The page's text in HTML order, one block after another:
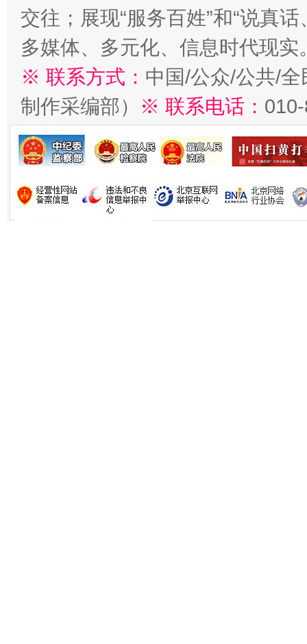
交往；展现“服务百姓”和“说真
多媒体、多元化、信息时代现实
※ 联系方式： 中国/公众/公共/
制作采编部）
※ 联系电话：